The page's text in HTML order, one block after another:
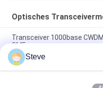
Optisches
Transceiver 1000base
SMF
60km QSFP+ Ethernet-
steckbares Duplex LC 40Gb/
Steve